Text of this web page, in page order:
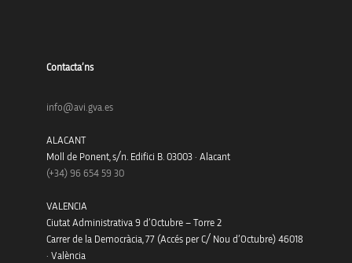
Contacta’ns
info@avi.gva.es
ALACANT
Moll de Ponent, s/n. Edifici B. 03003 · Alacant
(+34) 96 654 59 30
VALENCIA
Ciutat Administrativa 9 d’Octubre – Torre 2
Carrer de la Democràcia, 77 (Accés per C/ Nou d’Octubre) 46018
· València